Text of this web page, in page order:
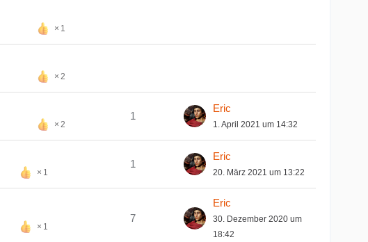
1
2
2
1
Eric
1. April 2021 um 14:32
1
1
Eric
20. März 2021 um 13:22
1
7
Eric
30. Dezember 2020 um
18:42